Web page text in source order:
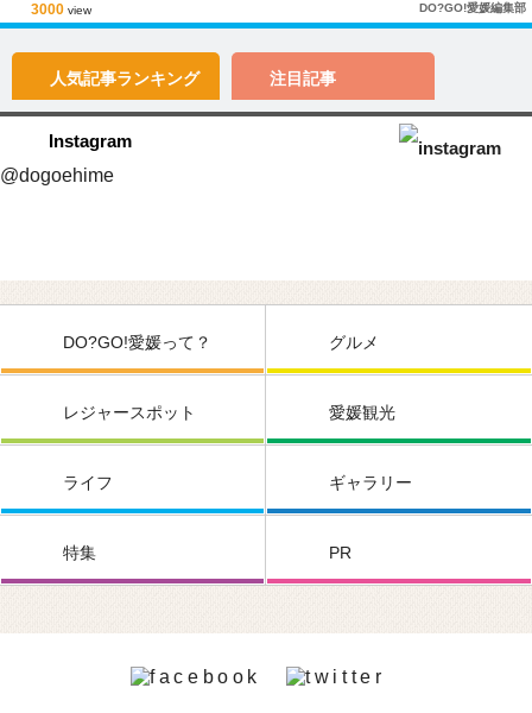
3000 view
DO?GO!愛媛編集部
人気記事ランキング 注目記事
Instagram
@dogoehime
DO?GO!愛媛って？ グルメ
レジャースポット 愛媛観光
ライフ ギャラリー
特集 PR